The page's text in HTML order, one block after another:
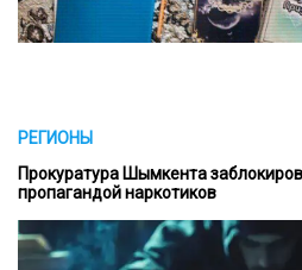
РЕГИОНЫ
Прокуратура Шымкента
пропагандой наркотиков